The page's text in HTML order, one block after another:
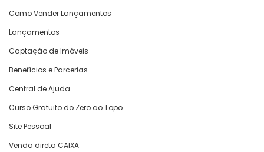
Como Vender Lançamentos
Lançamentos
Captação de Imóveis
Benefícios e Parcerias
Central de Ajuda
Curso Gratuito do Zero ao Topo
Site Pessoal
Venda direta CAIXA